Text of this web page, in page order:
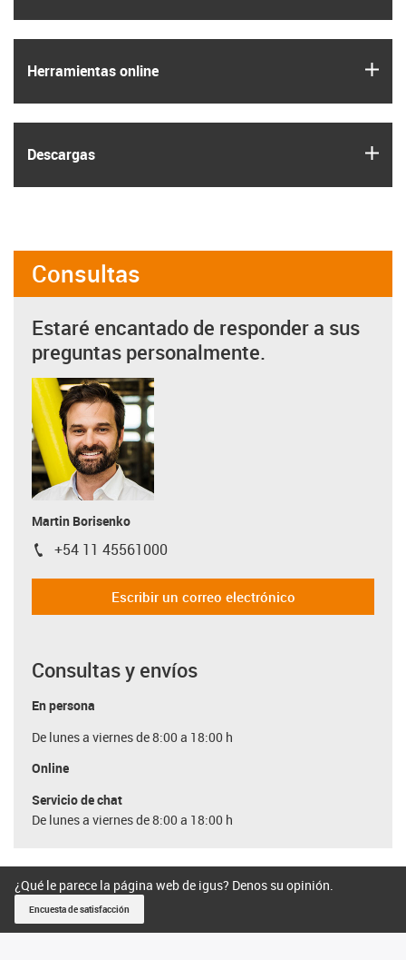
Herramientas online
Descargas
Consultas
Estaré encantado de responder a sus
preguntas personalmente.
Martin Borisenko
igus-icon-phone
+54 11 45561000
Escribir un correo electrónico
Consultas y envíos
En persona
De lunes a viernes de 8:00 a 18:00 h
Online
Servicio de chat
De lunes a viernes de 8:00 a 18:00 h
¿Qué le parece la página web de igus? Denos su opinión.
Encuesta de satisfacción